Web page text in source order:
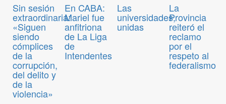
Sin sesión
extraordinaria:
«Siguen
siendo
cómplices
de la
corrupción,
del delito y
de la
violencia»
En CABA:
Mariel fue
anfitriona
de La Liga
de
Intendentes
Las
universidades,
unidas
La
Provincia
reiteró el
reclamo
por el
respeto al
federalismo